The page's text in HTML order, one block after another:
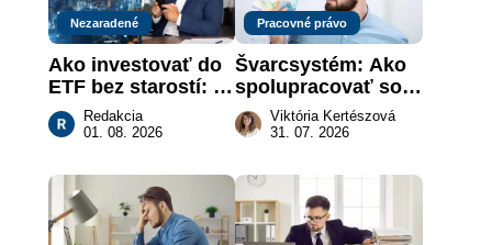
Nezaradené
Ako investovať do
ETF bez starostí:
Investičné plány,
ktoré urobia prácu
Redakcia
01. 08. 2026
Pracovné právo
Švarcsystém: Ako
spolupracovať so
živnostníkom
legálne a bez
Viktória Kertészová
31. 07. 2026